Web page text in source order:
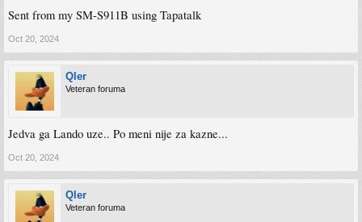
Sent from my SM-S911B using Tapatalk
Oct 20, 2024
Qler
Veteran foruma
Jedva ga Lando uze.. Po meni nije za kazne...
Oct 20, 2024
Qler
Veteran foruma